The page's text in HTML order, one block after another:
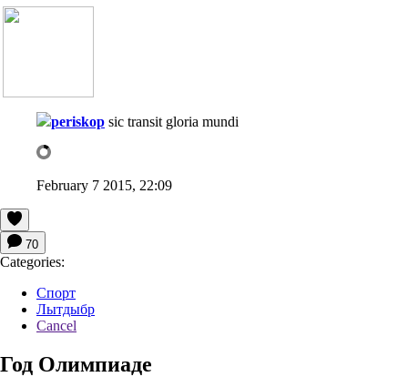
periskop sic transit gloria mundi
February 7 2015, 22:09
70
Categories:
Спорт
Лытдыбр
Cancel
Год Олимпиаде